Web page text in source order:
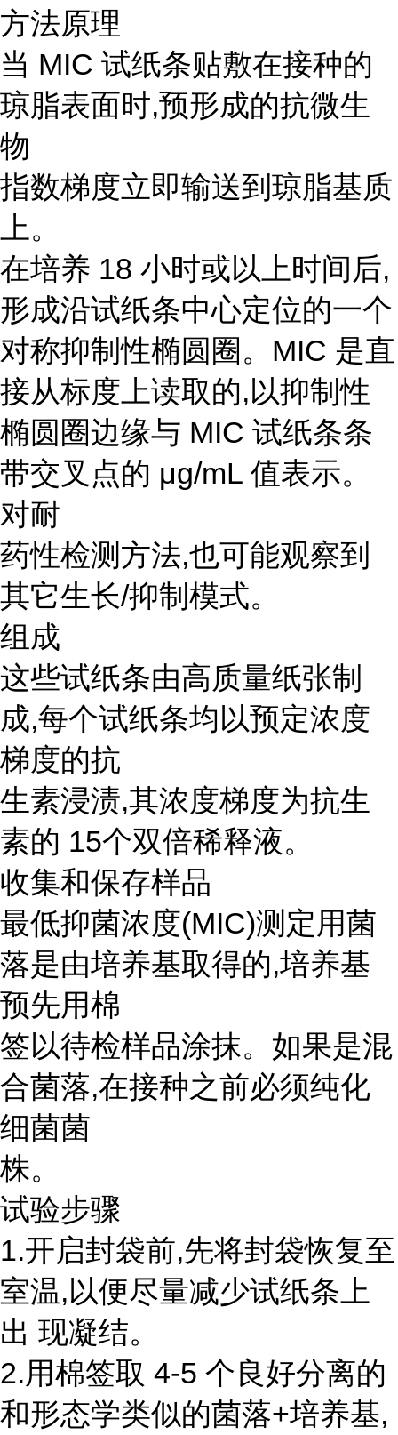
方法原理
当 MIC 试纸条贴敷在接种的
琼脂表面时,预形成的抗微生
物
指数梯度立即输送到琼脂基质
上。
在培养 18 小时或以上时间后,
形成沿试纸条中心定位的一个
对称抑制性椭圆圈。MIC 是直
接从标度上读取的,以抑制性
椭圆圈边缘与 MIC 试纸条条
带交叉点的 μg/mL 值表示。
对耐
药性检测方法,也可能观察到
其它生长/抑制模式。
组成
这些试纸条由高质量纸张制
成,每个试纸条均以预定浓度
梯度的抗
生素浸渍,其浓度梯度为抗生
素的 15个双倍稀释液。
收集和保存样品
最低抑菌浓度(MIC)测定用菌
落是由培养基取得的,培养基
预先用棉
签以待检样品涂抹。如果是混
合菌落,在接种之前必须纯化
细菌菌
株。
试验步骤
1.开启封袋前,先将封袋恢复至
室温,以便尽量减少试纸条上
出 现凝结。
2.用棉签取 4-5 个良好分离的
和形态学类似的菌落+培养基,